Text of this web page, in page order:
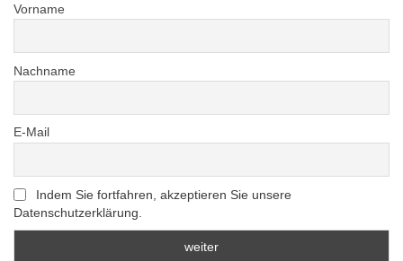
Vorname
Nachname
E-Mail
Indem Sie fortfahren, akzeptieren Sie unsere
Datenschutzerklärung.